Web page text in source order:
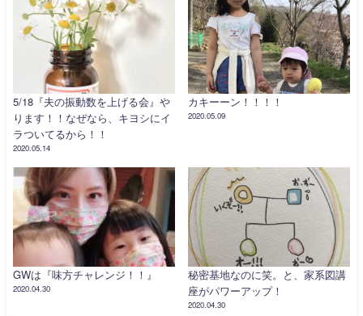
5/18『夫の振動数を上げる会』や
ります！！なぜなら、キヨシにイ
ラついてるから！！
2020.05.14
カキーーン！！！！
2020.05.09
GWは『味方チャレンジ！！』
2020.04.30
秘密基地なのに笑。と、家系図講
座がパワーアップ！
2020.04.30